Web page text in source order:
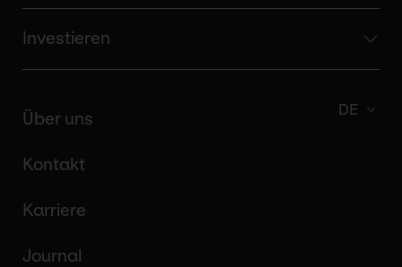
Investieren
Über uns
Kontakt
Karriere
Journal
DE